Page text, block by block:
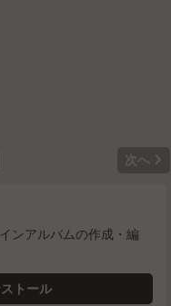
次へ 
ンアルバムの作成・編
トール